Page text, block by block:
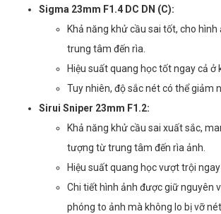
Sigma 23mm F1.4 DC DN (C):
Khả năng khử cầu sai tốt, cho
trung tâm đến rìa.
Hiệu suất quang học tốt ngay cả ở
Tuy nhiên, độ sắc nét có thể giảm
Sirui Sniper 23mm F1.2:
Khả năng khử cầu sai xuất sắc,
tượng từ trung tâm đến rìa ảnh.
Hiệu suất quang học vượt trội
Chi tiết hình ảnh được giữ nguyên
phóng to ảnh mà không lo bị vỡ